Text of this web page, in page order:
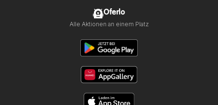
Oferlo
Alle Aktionen an einem Platz